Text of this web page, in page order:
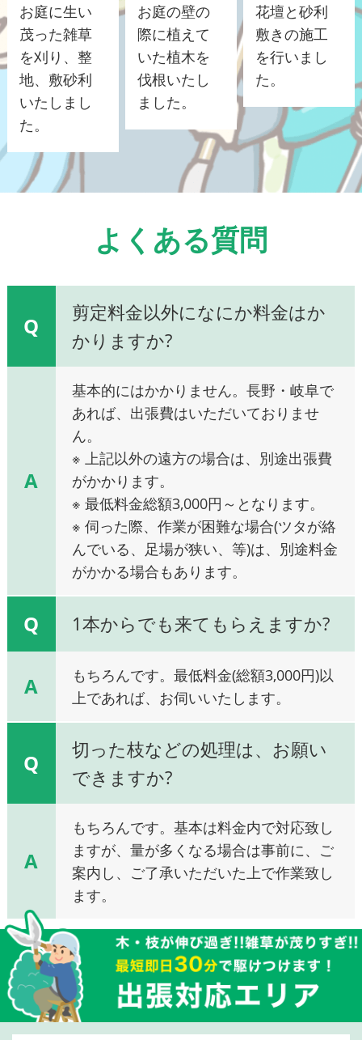
お庭に生い
茂った雑草
を刈り、整
地、敷砂利
いたしまし
た。
お庭の壁の
際に植えて
いた植木を
伐根いたし
ました。
花壇と砂利
敷きの施工
を行いまし
た。
よくある質問
Q
剪定料金以外になにか料金はか
かりますか?
A
基本的にはかかりません。長野・岐阜で
あれば、出張費はいただいておりませ
ん。
※ 上記以外の遠方の場合は、別途出張費
がかかります。
※ 最低料金総額3,000円～となります。
※ 伺った際、作業が困難な場合(ツタが絡
んでいる、足場が狭い、等)は、別途料金
がかかる場合もあります。
Q 1本からでも来てもらえますか?
A
もちろんです。最低料金(総額3,000円)以
上であれば、お伺いいたします。
Q
切った枝などの処理は、お願い
できますか?
A
もちろんです。基本は料金内で対応致し
ますが、量が多くなる場合は事前に、ご
案内し、ご了承いただいた上で作業致し
ます。